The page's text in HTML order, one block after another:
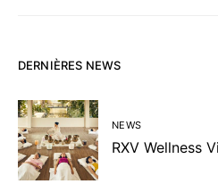
DERNIÈRES NEWS
NEWS
RXV Wellness